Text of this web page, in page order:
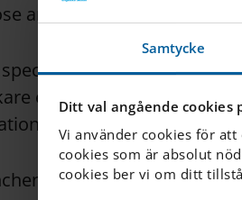
Samtycke
Ditt val angående cookies
Vi använder cookies för
cookies som är absolut
cookies ber vi om ditt
anpassningar utifrån
krävs av
eller dietist till
om behov av
serveras naturligtvis